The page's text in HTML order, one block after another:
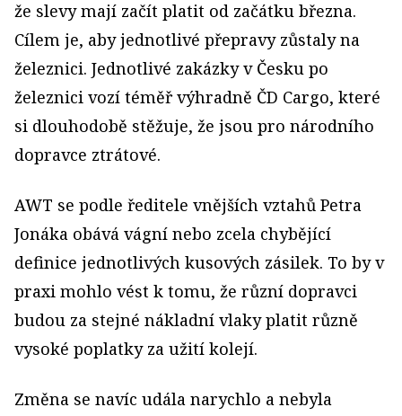
že slevy mají začít platit od začátku března.
Cílem je, aby jednotlivé přepravy zůstaly na
železnici. Jednotlivé zakázky v Česku po
železnici vozí téměř výhradně ČD Cargo, které
si dlouhodobě stěžuje, že jsou pro národního
dopravce ztrátové.
AWT se podle ředitele vnějších vztahů Petra
Jonáka obává vágní nebo zcela chybějící
definice jednotlivých kusových zásilek. To by v
praxi mohlo vést k tomu, že různí dopravci
budou za stejné nákladní vlaky platit různě
vysoké poplatky za užití kolejí.
Změna se navíc udála narychlo a nebyla